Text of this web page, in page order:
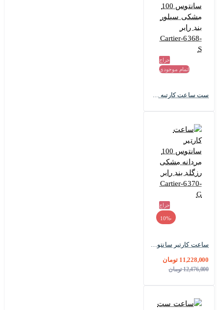
حراج
اتمام موجودی
ست ساعت کارتیه سانتوس 100 مشکی سیلور بند رابر Cartier-6368-S
حراج
-10%
ساعت کارتیر سانتوس 100 مردانه مشکی رزگلد بند رابر Cartier-6370-G
11,228,000 تومان
12,476,000 تومان